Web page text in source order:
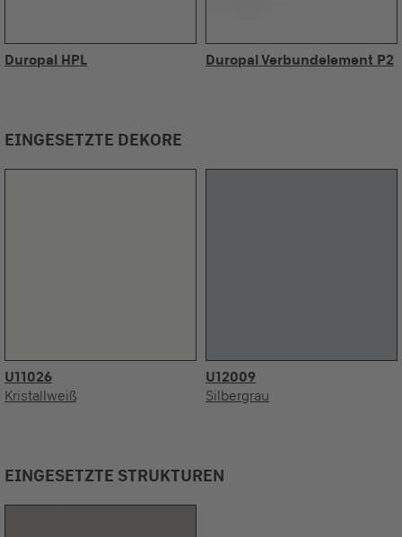
Duropal HPL Duropal Verbundelement P2
EINGESETZTE DEKORE
U11026
Kristallweiß
U12009
Silbergrau
EINGESETZTE STRUKTUREN